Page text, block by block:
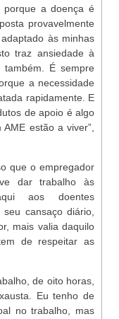
porque a doença é
provavelmente
às minhas
traz ansiedade à
É sempre
a necessidade
rapidamente. E
de apoio é algo
estão a viver”,
que o empregador
dar trabalho às
aos doentes
cansaço diário,
mais valia daquilo
de respeitar as
de oito horas,
Eu tenho de
no trabalho, mas